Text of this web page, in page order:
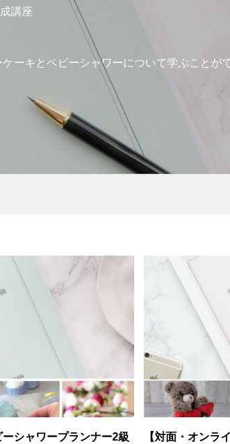
ャットのクマorサルぬいぐる
¥17,600 ～ ¥18,300
【おむつケーキ】IKONIHの
ひのきのガラガラ付き
MUSHROOM RATTLE （...
¥9,300(税込)
イパーケーキ講座
¥170 ～ ¥17,930
【1Dayレッスン】２段らせ
ん型フラワーブーケ付きダイ
パーケーキ講座
¥170 ～ ¥14,300(税込)
講座
ーキとベビーシャワーについて学ぶことが
ーシャワープランナー2級
【対面・オンラ